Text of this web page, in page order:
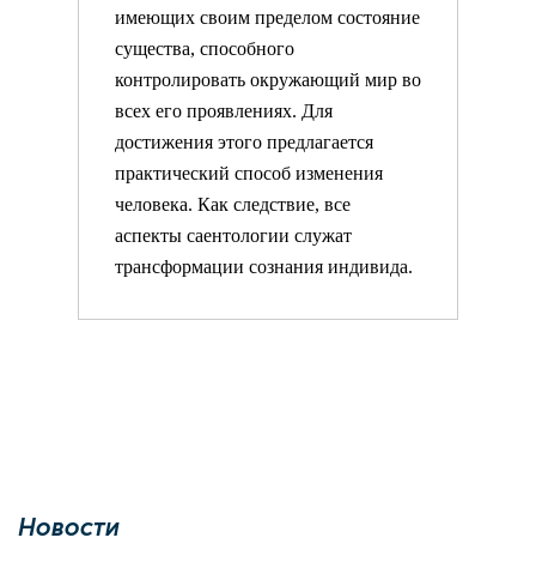
имеющих своим пределом состояние
существа, способного
контролировать окружающий мир во
всех его проявлениях. Для
достижения этого предлагается
практический способ изменения
человека. Как следствие, все
аспекты саентологии служат
трансформации сознания индивида.
Новости